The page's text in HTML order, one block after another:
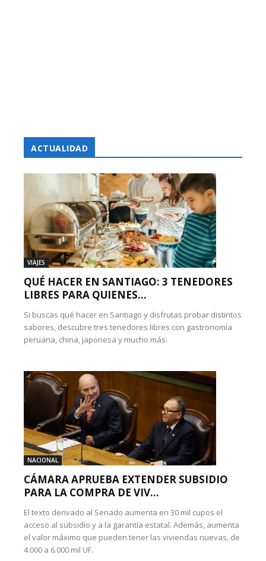
ACTUALIDAD
VIAJES
QUÉ HACER EN SANTIAGO: 3 TENEDORES
LIBRES PARA QUIENES...
Si buscas qué hacer en Santiago y disfrutas probar distintos
sabores, descubre tres tenedores libres con gastronomía
peruana, china, japonesa y mucho más.
NACIONAL
CÁMARA APRUEBA EXTENDER SUBSIDIO
PARA LA COMPRA DE VIV...
El texto derivado al Senado aumenta en 30 mil cupos el
acceso al subsidio y a la garantía estatal. Además, aumenta
el valor máximo que pueden tener las viviendas nuevas, de
4.000 a 6.000 mil UF.